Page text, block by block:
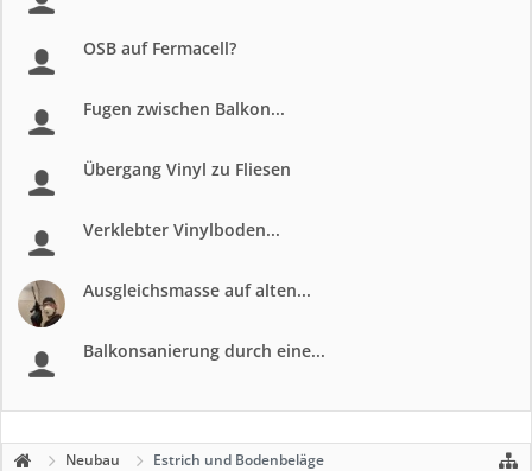
OSB auf Fermacell?
Fugen zwischen Balkon...
Übergang Vinyl zu Fliesen
Verklebter Vinylboden...
Ausgleichsmasse auf alten...
Balkonsanierung durch eine...
Neubau Estrich und Bodenbeläge